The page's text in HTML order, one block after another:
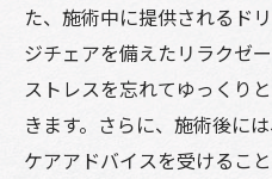
た、施術中に提供されるド
ジチェアを備えたリラクゼ
ストレスを忘れてゆっくり
きます。さらに、施術後に
ケアアドバイスを受けるこ